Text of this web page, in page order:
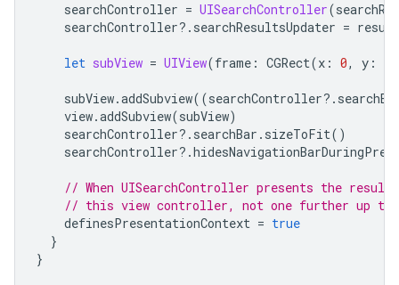
searchController = UISearchController(
searchController?. searchResultsUpdater =
let subView = UIView(frame : CGRect(x : 0, y :
subView.addSubview((searchController?.
view.addSubview(subView)
searchController?. searchBar . sizeToFit()
searchController?.
// When UISearchController presents the
// this view controller, not one further up
definesPresentationContext = true
}
}